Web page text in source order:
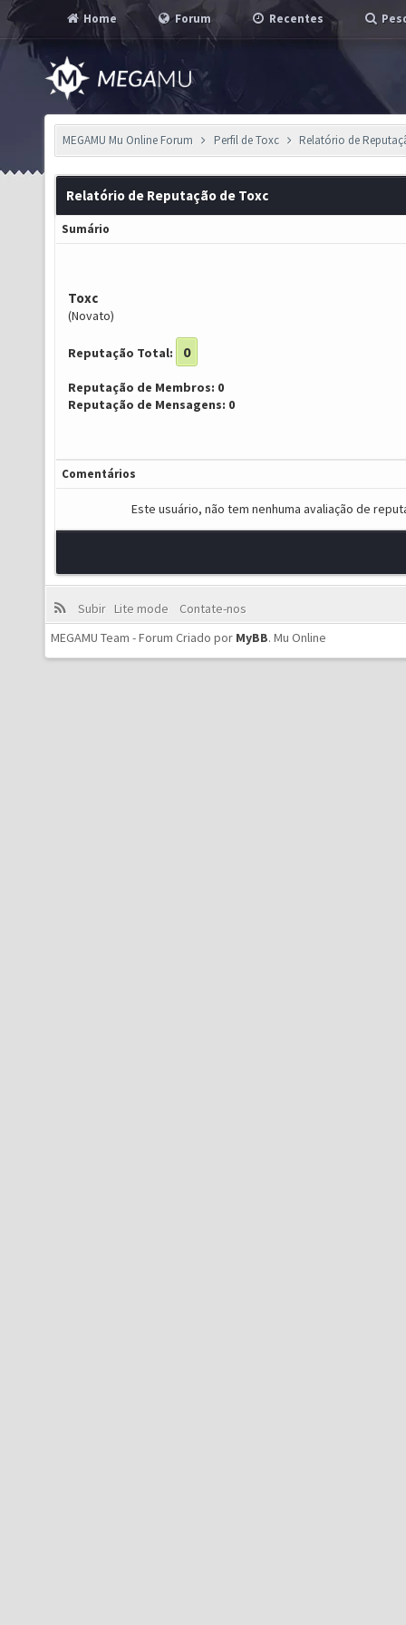
Home Forum Recentes
MEGAMU Mu Online Forum Perfil de Toxc Relatório de
Relatório de Reputação de Toxc
Sumário
Toxc
(Novato)
Reputação Total: 0
Reputação de Membros: 0
Reputação de Mensagens: 0
Comentários
Este usuário, não tem nenhuma avaliação de
Subir Lite mode
Contate-nos
MEGAMU Team - Forum Criado por MyBB. Mu Online